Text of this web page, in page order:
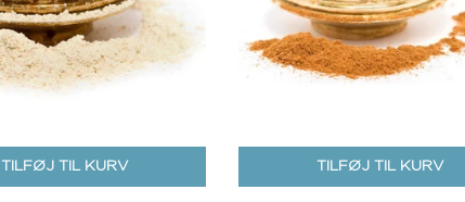
TILFØJ TIL KURV TILFØJ TIL KURV